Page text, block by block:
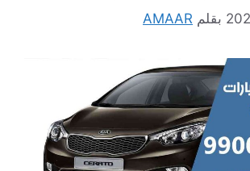
بقلم AMAAR